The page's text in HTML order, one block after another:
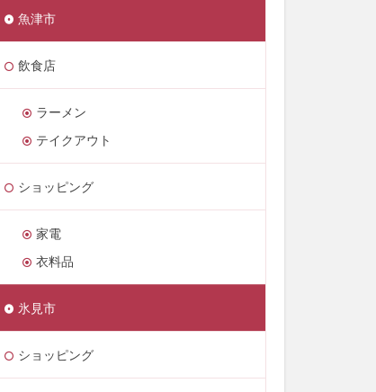
魚津市
飲食店
ラーメン
テイクアウト
ショッピング
家電
衣料品
氷見市
ショッピング